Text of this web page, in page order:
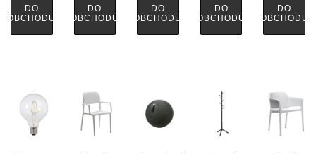
DO
OBCHODU
DO
OBCHODU
DO
OBCHODU
DO
OBCHODU
DO
OBCHODU